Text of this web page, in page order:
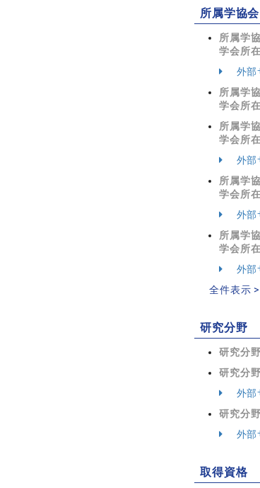
所属学協会
所属学
学会所
外部
所属学
学会所
所属学
学会所
外部
所属学
学会所
外部
所属学
学会所
外部
全件表示
研究分野
研究分野
研究分野
外部
研究分野
外部
取得資格